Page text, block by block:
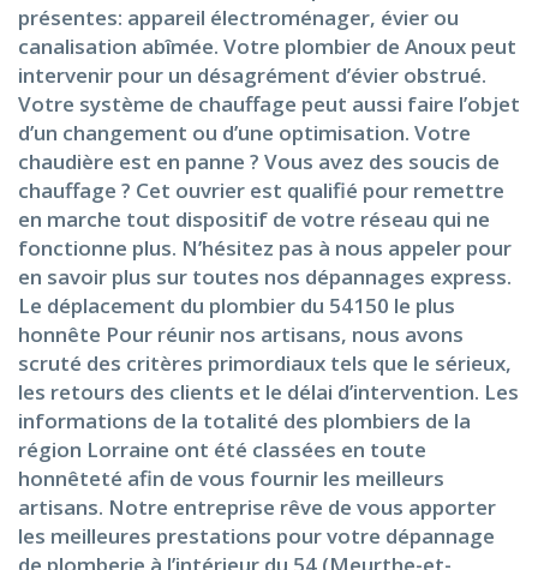
présentes: appareil électroménager, évier ou
canalisation abîmée. Votre plombier de Anoux peut
intervenir pour un désagrément d’évier obstrué.
Votre système de chauffage peut aussi faire l’objet
d’un changement ou d’une optimisation. Votre
chaudière est en panne ? Vous avez des soucis de
chauffage ? Cet ouvrier est qualifié pour remettre
en marche tout dispositif de votre réseau qui ne
fonctionne plus. N’hésitez pas à nous appeler pour
en savoir plus sur toutes nos dépannages express.
Le déplacement du plombier du 54150 le plus
honnête Pour réunir nos artisans, nous avons
scruté des critères primordiaux tels que le sérieux,
les retours des clients et le délai d’intervention. Les
informations de la totalité des plombiers de la
région Lorraine ont été classées en toute
honnêteté afin de vous fournir les meilleurs
artisans. Notre entreprise rêve de vous apporter
les meilleures prestations pour votre dépannage